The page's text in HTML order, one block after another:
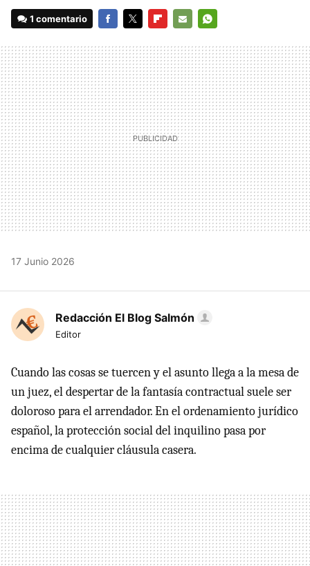
1 comentario
MAIL
17 Junio 2026
Redacción El Blog Salmón
Editor
Cuando las cosas se tuercen y el asunto llega a la mesa de
un juez, el despertar de la fantasía contractual suele ser
doloroso para el arrendador. En el ordenamiento jurídico
español, la protección social del inquilino pasa por
encima de cualquier cláusula casera.